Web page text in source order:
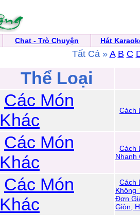
Chat - Trò Chuyện
Hát
Tất Cả » A B C
Thể Loại
Các Món
Khác
Cách
Các Món
Khác
Cách
Nhanh
Các Món
Khác
Cách
Không
Đơn
Giòn, H